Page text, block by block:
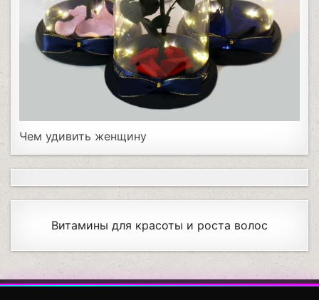
Чем удивить женщину
Витамины для красоты и роста волос